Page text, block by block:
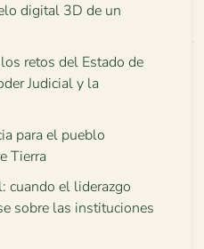
digital 3D de un
retos del Estado de
Judicial y la
para el pueblo
Tierra
cuando el liderazgo
sobre las instituciones